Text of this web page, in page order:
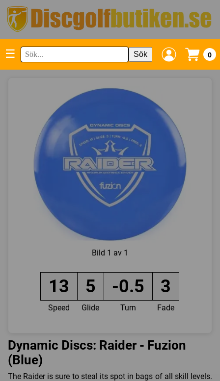
☰ Sök 0
Bild 1 av 1
13 5 -0.5 3
Speed Glide Turn Fade
Dynamic Discs: Raider - Fuzion
(Blue)
The Raider is sure to steal its spot in bags of all skill levels.